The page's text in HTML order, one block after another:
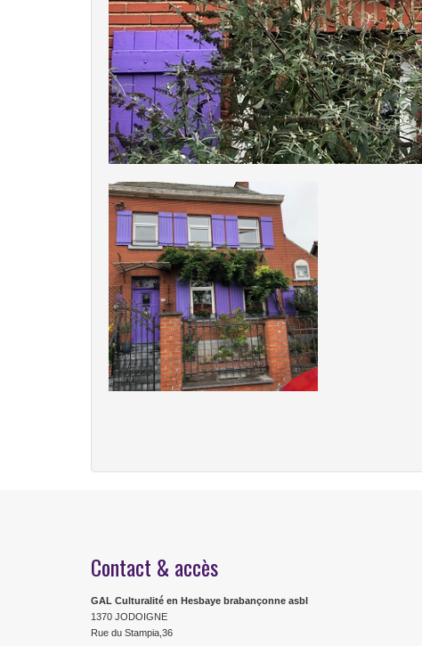
Contact & accès
GAL Culturalité en Hesbaye brabançonne asbl
1370 JODOIGNE
Rue du Stampia,36